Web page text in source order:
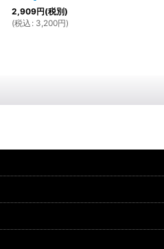
2,909円(税別)
(税込 : 3,200円)